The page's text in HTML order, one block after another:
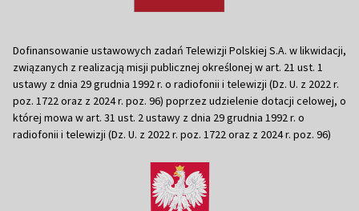
Dofinansowanie ustawowych zadań Telewizji Polskiej S.A. w likwidacji,
związanych z realizacją misji publicznej określonej w art. 21 ust. 1
ustawy z dnia 29 grudnia 1992 r. o radiofonii i telewizji (Dz. U. z 2022 r.
poz. 1722 oraz z 2024 r. poz. 96) poprzez udzielenie dotacji celowej, o
której mowa w art. 31 ust. 2 ustawy z dnia 29 grudnia 1992 r. o
radiofonii i telewizji (Dz. U. z 2022 r. poz. 1722 oraz z 2024 r. poz. 96)